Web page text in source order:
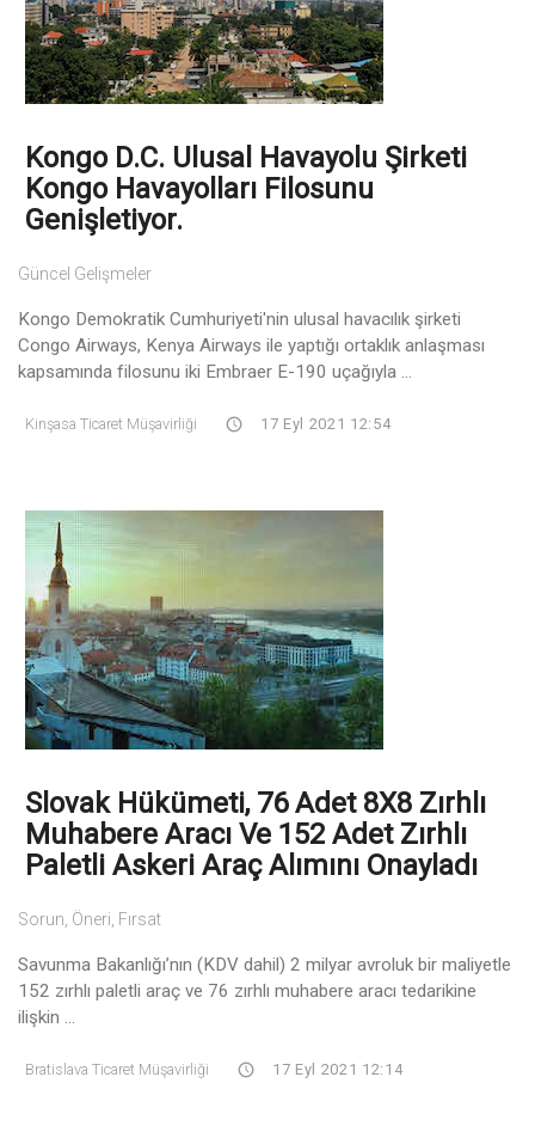
Kongo D.C. Ulusal Havayolu Şirketi
Kongo Havayolları Filosunu
Genişletiyor.
Güncel Gelişmeler
Kongo Demokratik Cumhuriyeti'nin ulusal havacılık şirketi
Congo Airways, Kenya Airways ile yaptığı ortaklık anlaşması
kapsamında filosunu iki Embraer E-190 uçağıyla ...
Kinşasa Ticaret Müşavirliği 17 Eyl 2021 12:54
Slovak Hükümeti, 76 Adet 8X8 Zırhlı
Muhabere Aracı Ve 152 Adet Zırhlı
Paletli Askeri Araç Alımını Onayladı
Sorun, Öneri, Fırsat
Savunma Bakanlığı’nın (KDV dahil) 2 milyar avroluk bir maliyetle
152 zırhlı paletli araç ve 76 zırhlı muhabere aracı tedarikine
ilişkin ...
Bratislava Ticaret Müşavirliği 17 Eyl 2021 12:14